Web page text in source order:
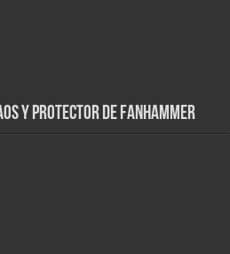
y Protector de FanHammer